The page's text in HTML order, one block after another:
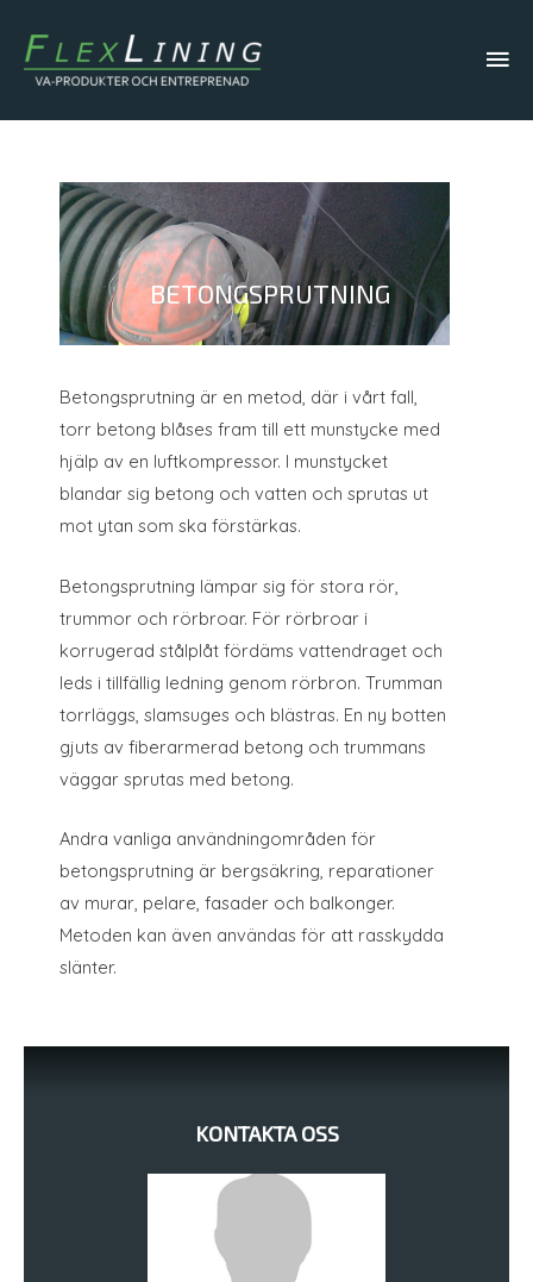
Betongsprutning är en metod, där i vårt fall,
torr betong blåses fram till ett munstycke med
hjälp av en luftkompressor. I munstycket
blandar sig betong och vatten och sprutas ut
mot ytan som ska förstärkas.
Betongsprutning lämpar sig för stora rör,
trummor och rörbroar. För rörbroar i
korrugerad stålplåt fördäms vattendraget och
leds i tillfällig ledning genom rörbron. Trumman
torrläggs, slamsuges och blästras. En ny botten
gjuts av fiberarmerad betong och trummans
väggar sprutas med betong.
Andra vanliga användningområden för
betongsprutning är bergsäkring, reparationer
av murar, pelare, fasader och balkonger.
Metoden kan även användas för att rasskydda
slänter.
KONTAKTA OSS